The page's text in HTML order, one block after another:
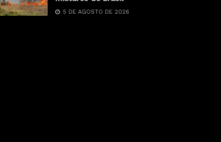
5 DE AGOSTO DE 2026